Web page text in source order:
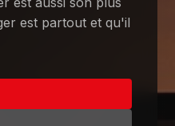
est partout et qu'il